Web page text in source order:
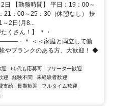
日 【勤務時間】 平日：19：00～
21：00～25：30（休憩なし） 扶
～2日(月8...
くさん！】 ＊・
＜＜家庭と両立して働
やブランクのある方、大歓迎！ ◆
迎 60代も応募可
フリーター歓迎
迎 経験不問
未経験者歓迎
支給 長期歓迎
フルタイム歓迎